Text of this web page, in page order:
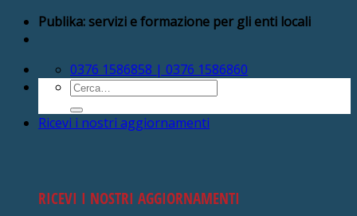
Salta Publika: servizi e formazione per gli enti locali
0376 1586858 | 0376 1586860
Cerca:
Ricevi i nostri aggiornamenti
RICEVI I NOSTRI AGGIORNAMENTI